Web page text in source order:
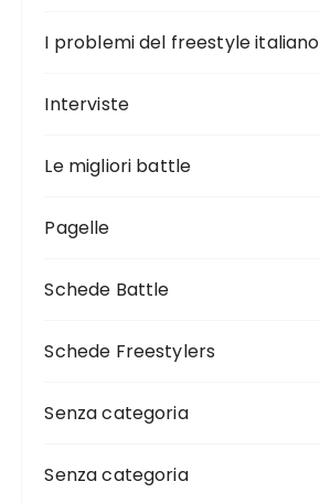
I problemi del freestyle italiano
Interviste
Le migliori battle
Pagelle
Schede Battle
Schede Freestylers
Senza categoria
Senza categoria